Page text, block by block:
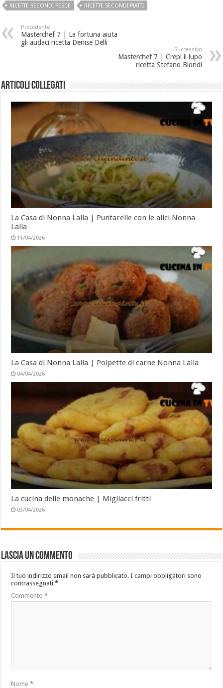
RICETTE SECONDI PESCE
RICETTE SECONDI PIATTI
Precedente
Masterchef 7 | La fortuna aiuta
gli audaci ricetta Denise Delli
Successivo
Masterchef 7 | Crepi il lupo
ricetta Stefano Biondi
Articoli collegati
La Casa di Nonna Lalla | Puntarelle con le alici Nonna
Lalla
11/04/2026
La Casa di Nonna Lalla | Polpette di carne Nonna Lalla
04/04/2026
La cucina delle monache | Migliacci fritti
03/04/2026
Lascia un commento
Il tuo indirizzo email non sarà pubblicato. I campi obbligatori sono
contrassegnati*
Commento*
Nome*